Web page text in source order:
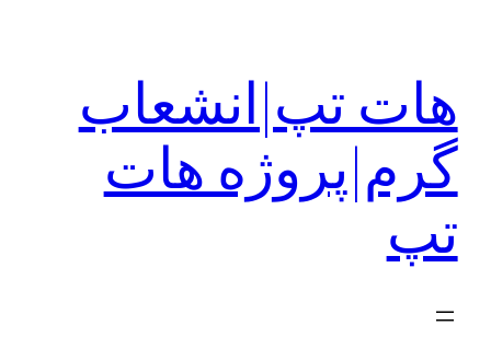
هات تپ|انشعاب
گرم|پروژه هات
تپ